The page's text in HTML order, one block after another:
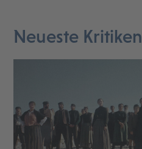
Neueste Kritiken